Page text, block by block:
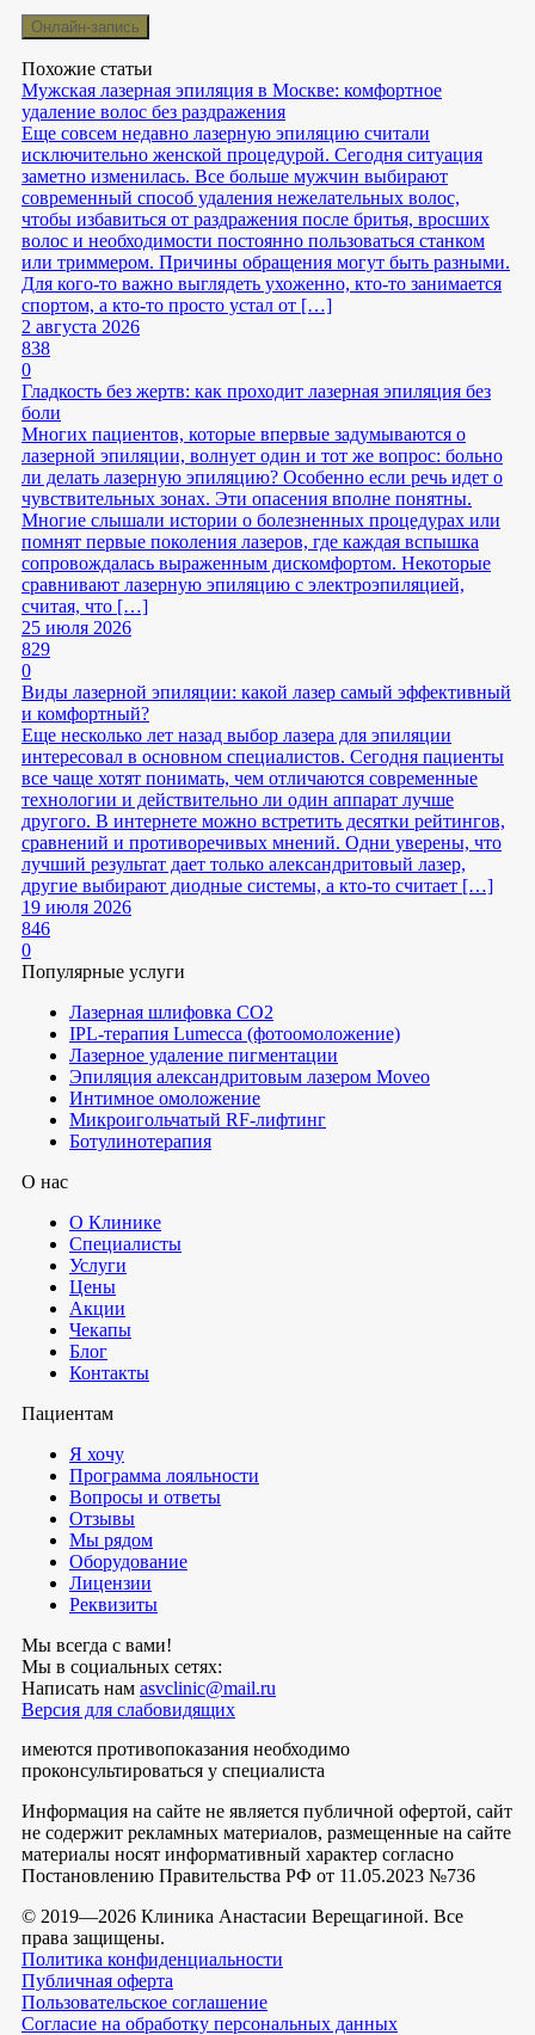
Похожие статьи
Мужская лазерная эпиляция в Москве: комфортное
удаление волос без раздражения
Еще совсем недавно лазерную эпиляцию считали
исключительно женской процедурой. Сегодня ситуация
заметно изменилась. Все больше мужчин выбирают
современный способ удаления нежелательных волос,
чтобы избавиться от раздражения после бритья, вросших
волос и необходимости постоянно пользоваться станком
или триммером. Причины обращения могут быть разными.
Для кого-то важно выглядеть ухоженно, кто-то занимается
спортом, а кто-то просто устал от […]
2 августа 2026
838
0
Гладкость без жертв: как проходит лазерная эпиляция без
боли
Многих пациентов, которые впервые задумываются о
лазерной эпиляции, волнует один и тот же вопрос: больно
ли делать лазерную эпиляцию? Особенно если речь идет о
чувствительных зонах. Эти опасения вполне понятны.
Многие слышали истории о болезненных процедурах или
помнят первые поколения лазеров, где каждая вспышка
сопровождалась выраженным дискомфортом. Некоторые
сравнивают лазерную эпиляцию с электроэпиляцией,
считая, что […]
25 июля 2026
829
0
Виды лазерной эпиляции: какой лазер самый эффективный
и комфортный?
Еще несколько лет назад выбор лазера для эпиляции
интересовал в основном специалистов. Сегодня пациенты
все чаще хотят понимать, чем отличаются современные
технологии и действительно ли один аппарат лучше
другого. В интернете можно встретить десятки рейтингов,
сравнений и противоречивых мнений. Одни уверены, что
лучший результат дает только александритовый лазер,
другие выбирают диодные системы, а кто-то считает […]
19 июля 2026
846
0
Популярные услуги
Лазерная шлифовка СО2
IPL-терапия Lumecca (фотоомоложение)
Лазерное удаление пигментации
Эпиляция александритовым лазером Moveo
Интимное омоложение
Микроигольчатый RF-лифтинг
Ботулинотерапия
О нас
О Клинике
Специалисты
Услуги
Цены
Акции
Чекапы
Блог
Контакты
Пациентам
Я хочу
Программа лояльности
Вопросы и ответы
Отзывы
Мы рядом
Оборудование
Лицензии
Реквизиты
Мы всегда с вами!
Мы в социальных сетях:
Написать нам asvclinic@mail.ru
Версия для слабовидящих
имеются противопоказания необходимо
проконсультироваться у специалиста
Информация на сайте не является публичной офертой, сайт
не содержит рекламных материалов, размещенные на сайте
материалы носят информативный характер согласно
Постановлению Правительства РФ от 11.05.2023 №736
© 2019—2026 Клиника Анастасии Верещагиной. Все
права защищены.
Политика конфиденциальности
Публичная оферта
Пользовательское соглашение
Согласие на обработку персональных данных